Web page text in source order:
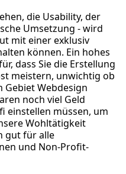
die Usability, der
Umsetzung - wird
mit einer exklusiv
können. Ein hohes
dass Sie die Erstellung
meistern, unwichtig ob
Gebiet Webdesign
noch viel Geld
einstellen müssen, um
Wohltätigkeit
gut für alle
und Non-Profit-